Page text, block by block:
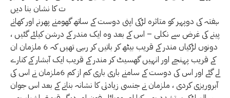
ت کا نشان بنا دیں
ہفتہ کی دوپہر کو متاثرہ لڑکی اپنی دوست کے ساتھ گھومنے پھرنے اور کھانے
پینے کی غرض سے نکلی – اس کے بعد وہ ایک مندر کے درشن کیلئے گئیں ،
دونوں لڑکیاں مندر کے قریب بیٹھ کر باتیں کر رہی تھیں کہ 6 ملزمان ان
کے قریب پہنچے اور انہیں گھسیٹ کر مندر کے قریب ایک آبشار کے کنارے
لے گئے اور اس کی دوست کے سامنے باری باری کم از کم 6ملزمان نے اس کی
آبروریزی کردی ، ملزمان نے جنسی زیادتی کا نشانہ بنانے کے بعد اس جوان